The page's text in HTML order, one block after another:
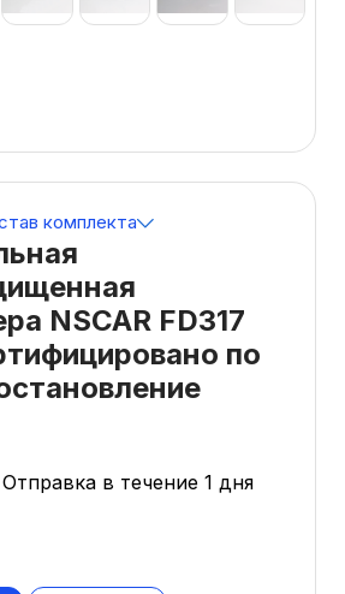
NSCAR FD317
по
в течение 1 дня
комплекта